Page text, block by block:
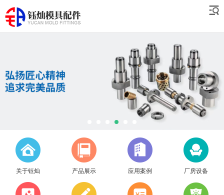
关于钰灿 产品展示 应用案例 厂房设备